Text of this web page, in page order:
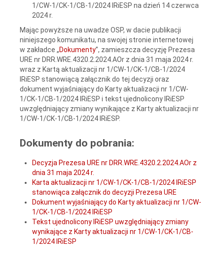
1/CW-1/CK-1/CB-1/2024 IRiESP na dzień 14 czerwca
2024 r.
Mając powyższe na uwadze OSP, w dacie publikacji
niniejszego komunikatu, na swojej stronie internetowej
w zakładce „Dokumenty”, zamieszcza decyzję Prezesa
URE nr DRR.WRE.4320.2.2024.AOr z dnia 31 maja 2024 r.
wraz z Kartą aktualizacji nr 1/CW-1/CK-1/CB-1/2024
IRiESP stanowiącą załącznik do tej decyzji oraz
dokument wyjaśniający do Karty aktualizacji nr 1/CW-
1/CK-1/CB-1/2024 IRiESP i tekst ujednolicony IRiESP
uwzględniający zmiany wynikające z Karty aktualizacji nr
1/CW-1/CK-1/CB-1/2024 IRiESP.
Dokumenty do pobrania:
Decyzja Prezesa URE nr DRR.WRE.4320.2.2024.AOr z
dnia 31 maja 2024 r.
Karta aktualizacji nr 1/CW-1/CK-1/CB-1/2024 IRiESP
stanowiąca załącznik do decyzji Prezesa URE
Dokument wyjaśniający do Karty aktualizacji nr 1/CW-
1/CK-1/CB-1/2024 IRiESP
Tekst ujednolicony IRiESP uwzględniający zmiany
wynikające z Karty aktualizacji nr 1/CW-1/CK-1/CB-
1/2024 IRiESP